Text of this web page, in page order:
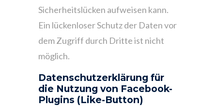
Sicherheitslücken aufweisen kann.
Ein lückenloser Schutz der Daten vor
dem Zugriff durch Dritte ist nicht
möglich.
Datenschutzerklärung für
die Nutzung von Facebook-
Plugins (Like-Button)